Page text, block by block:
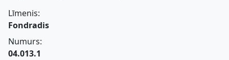
Līmenis:
Fondradis
Numurs:
04.013.1